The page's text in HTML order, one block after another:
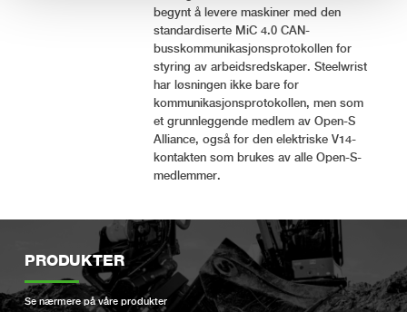
begynt å levere maskiner med den
standardiserte MiC 4.0 CAN-
busskommunikasjonsprotokollen for
styring av arbeidsredskaper. Steelwrist
har løsningen ikke bare for
kommunikasjonsprotokollen, men som
et grunnleggende medlem av Open-S
Alliance, også for den elektriske V14-
kontakten som brukes av alle Open-S-
medlemmer.
PRODUKTER
Se nærmere på våre produkter